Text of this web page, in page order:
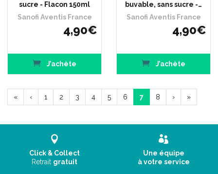
sucre - Flacon 150ml
Sanofi Aventis France
4,90€
J’achète
buvable, sans sucre -…
Sanofi Aventis France
4,90€
J’achète
« ‹ 1 2 3 4 5 6 7 8 › »
Click & Collect
Retrait gratuit
Une équipe
à votre service